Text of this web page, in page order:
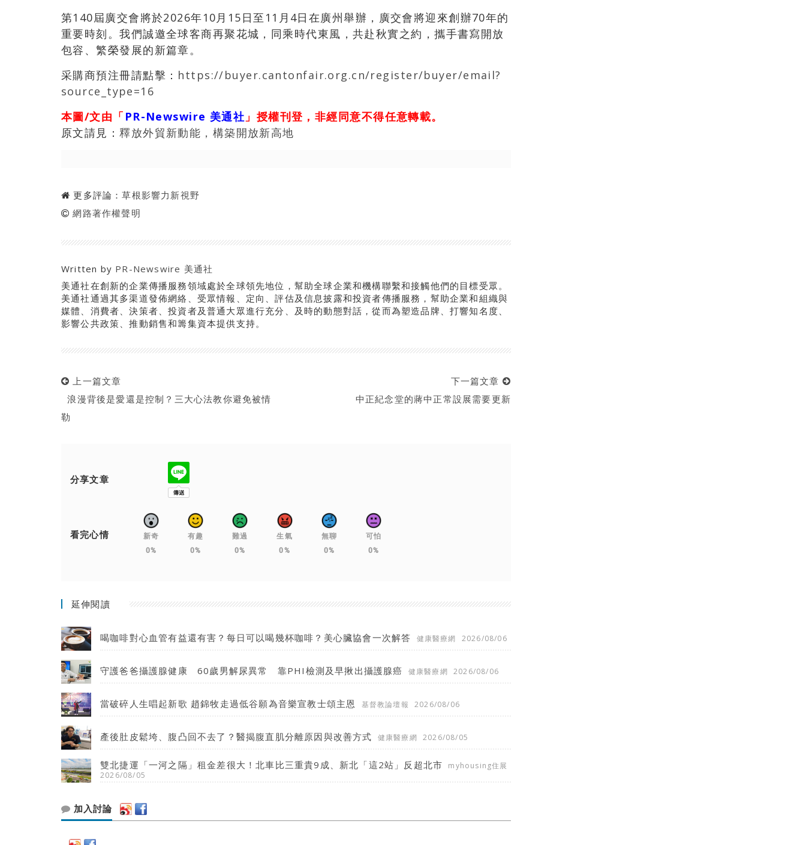
第140屆廣交會將於2026年10月15日至11月4日在廣州舉辦，廣交會將迎來創辦70年的
重要時刻。我們誠邀全球客商再聚花城，同乘時代東風，共赴秋實之約，攜手書寫開放
包容、繁榮發展的新篇章。
采購商預注冊請點擊： https://buyer.cantonfair.org.cn/register/buyer/email?
source_type=16
本圖/文由「 PR-Newswire 美通社 」授權刊登，非經同意不得任意轉載。
原文請見：釋放外貿新動能，構築開放新高地
更多評論：草根影響力新視野
網路著作權聲明
Written by PR-Newswire 美通社
美通社在創新的企業傳播服務領域處於全球領先地位，幫助全球企業和機構聯繫和接觸他們的目標受眾。
美通社通過其多渠道發佈網絡、受眾情報、定向、評估及信息披露和投資者傳播服務，幫助企業和組織與
媒體、消費者、決策者、投資者及普通大眾進行充分、及時的動態對話，從而為塑造品牌、打響知名度、
影響公共政策、推動銷售和籌集資本提供支持。
上一篇文章
浪漫背後是愛還是控制？三大心法教你避免被情
勒
下一篇文章
中正紀念堂的蔣中正常設展需要更新
分享文章
看完心情
新奇
0%
有趣
0%
難過
0%
生氣
0%
無聊
0%
可怕
0%
延伸閱讀
喝咖啡對心血管有益還有害？每日可以喝幾杯咖啡？美心臟協會一次解答 健康醫療網 2026/08/06
守護爸爸攝護腺健康 60歲男解尿異常 靠PHI檢測及早揪出攝護腺癌 健康醫療網 2026/08/06
當破碎人生唱起新歌 趙錦牧走過低谷願為音樂宣教士頌主恩 基督教論壇報 2026/08/06
產後肚皮鬆垮、腹凸回不去了？醫揭腹直肌分離原因與改善方式 健康醫療網 2026/08/05
雙北捷運「一河之隔」租金差很大！北車比三重貴9成、新北「這2站」反超北市
myhousing住展
2026/08/05
加入討論